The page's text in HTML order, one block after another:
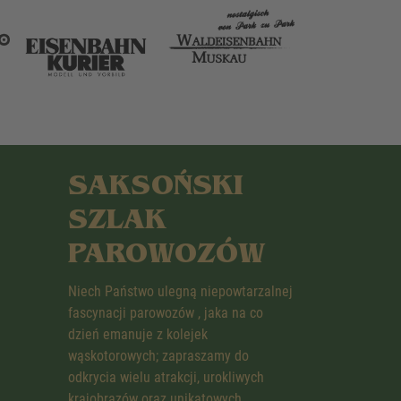
SAKSOŃSKI
SZLAK
PAROWOZÓW
Niech Państwo ulegną niepowtarzalnej
fascynacji parowozów , jaka na co
dzień emanuje z kolejek
wąskotorowych; zapraszamy do
odkrycia wielu atrakcji, urokliwych